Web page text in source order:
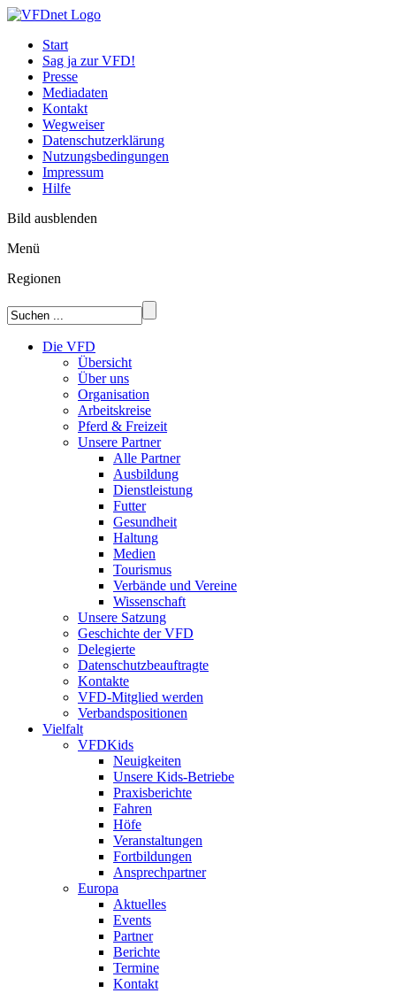
Start
Sag ja zur VFD!
Presse
Mediadaten
Kontakt
Wegweiser
Datenschutzerklärung
Nutzungsbedingungen
Impressum
Hilfe
Bild ausblenden
Menü
Regionen
Die VFD
Übersicht
Über uns
Organisation
Arbeitskreise
Pferd & Freizeit
Unsere Partner
Alle Partner
Ausbildung
Dienstleistung
Futter
Gesundheit
Haltung
Medien
Tourismus
Verbände und Vereine
Wissenschaft
Unsere Satzung
Geschichte der VFD
Delegierte
Datenschutzbeauftragte
Kontakte
VFD-Mitglied werden
Verbandspositionen
Vielfalt
VFDKids
Neuigkeiten
Unsere Kids-Betriebe
Praxisberichte
Fahren
Höfe
Veranstaltungen
Fortbildungen
Ansprechpartner
Europa
Aktuelles
Events
Partner
Berichte
Termine
Kontakt